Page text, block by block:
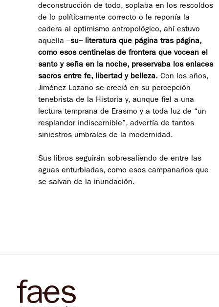
deconstrucción de todo, soplaba en los rescoldos
de lo políticamente correcto o le reponía la
cadera al optimismo antropológico, ahí estuvo
aquella –su– literatura que página tras página,
como esos centinelas de frontera que vocean el
santo y seña en la noche, preservaba los enlaces
sacros entre fe, libertad y belleza. Con los años,
Jiménez Lozano se creció en su percepción
tenebrista de la Historia y, aunque fiel a una
lectura temprana de Erasmo y a toda luz de “un
resplandor indiscernible”, advertía de tantos
siniestros umbrales de la modernidad.
Sus libros seguirán sobresaliendo de entre las
aguas enturbiadas, como esos campanarios que
se salvan de la inundación.